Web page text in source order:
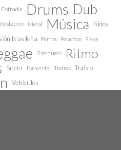
Cofradía Drums Dub
Metal Música
Niños
brasileña Perros Petardos Playa
Riachuelo Ritmo
Suelo Tormenta Trenes Tráfico
Vehículos